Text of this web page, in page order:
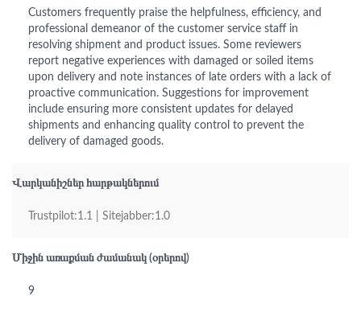
Customers frequently praise the helpfulness, efficiency, and
professional demeanor of the customer service staff in
resolving shipment and product issues. Some reviewers
report negative experiences with damaged or soiled items
upon delivery and note instances of late orders with a lack of
proactive communication. Suggestions for improvement
include ensuring more consistent updates for delayed
shipments and enhancing quality control to prevent the
delivery of damaged goods.
Վարկանիշներ հարթակներում
Trustpilot:1.1 | Sitejabber:1.0
Միջին առաքման ժամանակ (օրերով)
9